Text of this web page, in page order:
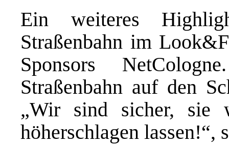
Ein weiteres
Straßenbahn im
Sponsors
Straßenbahn auf den
„Wir sind sicher, sie
höherschlagen lassen!“,